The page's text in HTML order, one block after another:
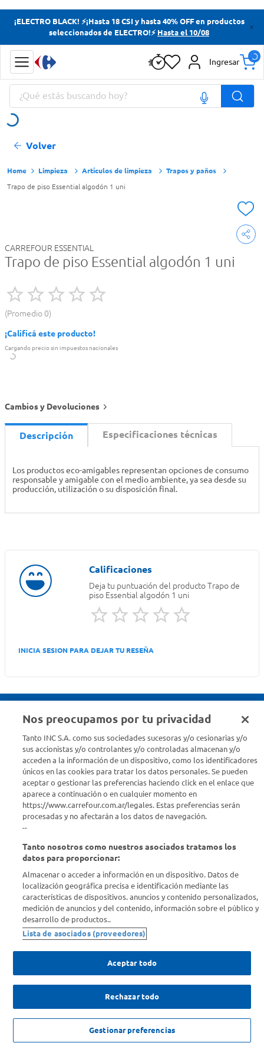
¡ELECTRO BLACK! ⚡¡Hasta 18 CSI y hasta 40% OFF en productos
seleccionados de ELECTRO!⚡ Hasta el 10/08
Ingresar
¿Qué estás buscando hoy?
Volver
Limpieza Artículos de limpieza Trapos y paños
Trapo de piso Essential algodón 1 uni
CARREFOUR ESSENTIAL
Trapo de piso Essential algodón 1 uni
Promedio 0
¡Calificá este producto!
Cargando precio sin impuestos nacionales
NO DISPONIBLE
Cambios y Devoluciones
Descripción Especificaciones técnicas
Los productos eco-amigables representan opciones de consumo
responsable y amigable con el medio ambiente, ya sea desde su
producción, utilización o su disposición final.
Deja tu puntuación del producto Trapo de
piso Essential algodón 1 uni
INICIA SESION PARA DEJAR TU RESEÑA
Estamos para ayudarte
¿Tenés una consulta? Comunicate con nosotros acá
Descubrí Carrefour
Conocenos
Info útil
Comprá Online
Nos preocupamos por tu privacidad
Tanto INC S.A. como sus sociedades sucesoras y/o cesionarias y/o
sus accionistas y/o controlantes y/o controladas almacenan y/o
acceden a la información de un dispositivo, como los identificadores
únicos en las cookies para tratar los datos personales. Se pueden
aceptar o gestionar las preferencias haciendo click en el enlace que
aparece a continuación o en cualquier momento en
https://www.carrefour.com.ar/legales. Estas preferencias serán
procesadas y no afectarán a los datos de navegación.
--
Tanto nosotros como nuestros asociados tratamos los
datos para proporcionar:
Almacenar o acceder a información en un dispositivo. Datos de
localización geográfica precisa e identificación mediante las
características de dispositivos. anuncios y contenido personalizados,
medición de anuncios y del contenido, información sobre el público y
desarrollo de productos..
Lista de asociados (proveedores)
Aceptar todo
Rechazar todo
Gestionar preferencias
Términos más buscados
Yerba
Cerveza
Doves
Términos más buscados
Cerveza
Doves
Papas Fritas